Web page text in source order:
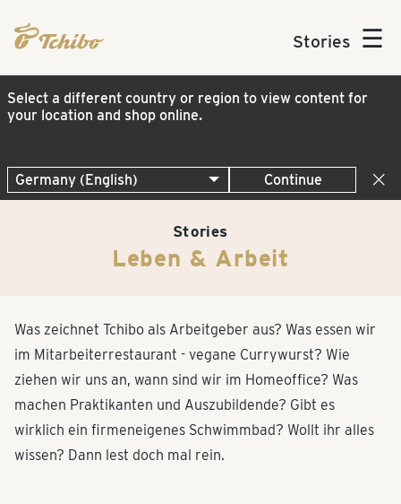
Stories ☰
Select a different country or region to view content for
your location and shop online.
Continue
Stories
Leben & Arbeit
Was zeichnet Tchibo als Arbeitgeber aus? Was essen wir
im Mitarbeiterrestaurant - vegane Currywurst? Wie
ziehen wir uns an, wann sind wir im Homeoffice? Was
machen Praktikanten und Auszubildende? Gibt es
wirklich ein firmeneigenes Schwimmbad? Wollt ihr alles
wissen? Dann lest doch mal rein.